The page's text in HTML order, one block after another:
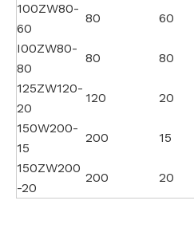
100ZW80-
60
80 60
I00ZW80-
80
80 80
125ZW120-
20
120 20
150W200-
15
200 15
150ZW200
-20
200 20